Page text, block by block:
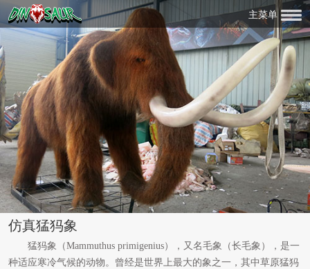
主菜单
仿真猛犸象
猛犸象（Mammuthus primigenius），又名毛象（长毛象），是一
种适应寒冷气候的动物。曾经是世界上最大的象之一，其中草原猛犸